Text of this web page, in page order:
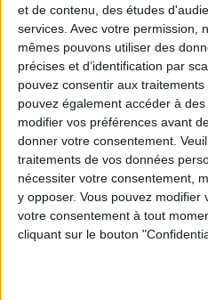
et de contenu, des études
services. Avec votre permission,
mêmes pouvons utiliser des
précises et d’identification par
pouvez consentir aux
pouvez également accéder à
modifier vos préférences avant
donner votre consentement.
traitements de vos données
nécessiter votre consentement,
y opposer. Vous pouvez modifier
votre consentement à tout
cliquant sur le bouton
ADOPT PARFUMS RÉVOLUTIONNE LA